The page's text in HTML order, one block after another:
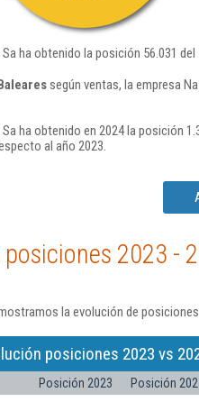
ha obtenido la posición 56.031 del
según ventas, la empresa
ha obtenido en 2024 la posición
al año 2023.
2023 -
la evolución de
posiciones 2023 vs
Posición 2023 Posición